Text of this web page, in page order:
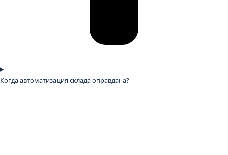
Когда автоматизация склада оправдана?